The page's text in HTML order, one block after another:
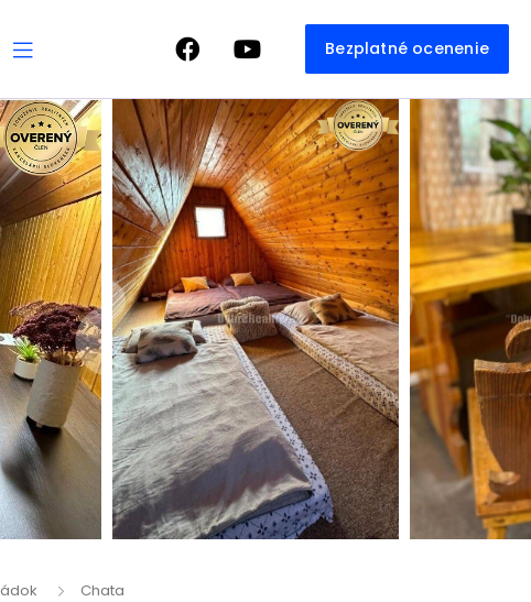
Bezplatné ocenenie
Chata